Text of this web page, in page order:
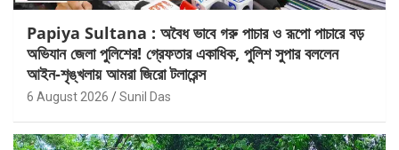
Papiya Sultana : অবৈধ ভাবে গরু পাচার ও রূপো পাচারে বড়
অভিযান জেলা পুলিশের! গ্রেফতার একাধিক, পুলিশ সুপার বললেন
আইন-শৃঙ্খলায় আমরা জিরো টলারেন্স
6 August 2026 Sunil Das